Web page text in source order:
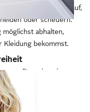
Wahl. Achte auch darauf,
oder scheuern.
abhalten,
Kleidung bekommst.
sollten sie sein.
und bieten viel
Varianten aus
trocknen